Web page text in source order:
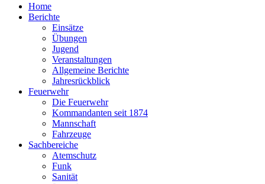
Home
Berichte
Einsätze
Übungen
Jugend
Veranstaltungen
Allgemeine Berichte
Jahresrückblick
Feuerwehr
Die Feuerwehr
Kommandanten seit 1874
Mannschaft
Fahrzeuge
Sachbereiche
Atemschutz
Funk
Sanität